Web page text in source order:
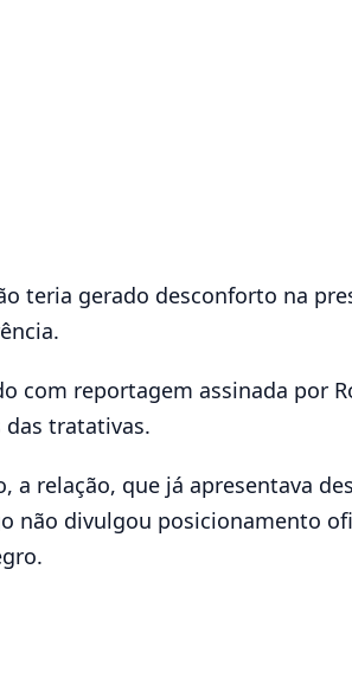
teria gerado desconforto na
com reportagem assinada por
das tratativas.
a relação, que já apresentava
não divulgou posicionamento